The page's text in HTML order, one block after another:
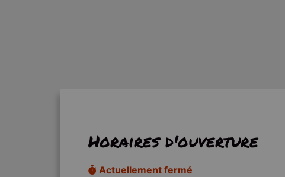
Horaires d'ouverture
Actuellement fermé